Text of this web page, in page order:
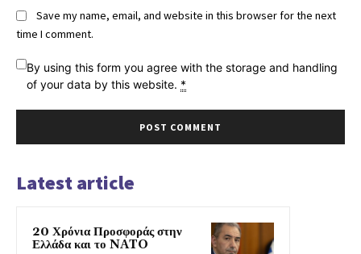
Save my name, email, and website in this browser for the next
time I comment.
By using this form you agree with the storage and handling
of your data by this website. *
Latest article
20 Χρόνια Προσφοράς στην
Ελλάδα και το NATO